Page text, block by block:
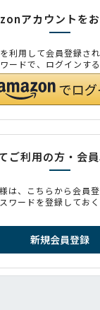
アカウントを
利用して会員登録され
ードで、ログインする
ご利用の方・会
は、こちらから会員登
ワードを登録してお